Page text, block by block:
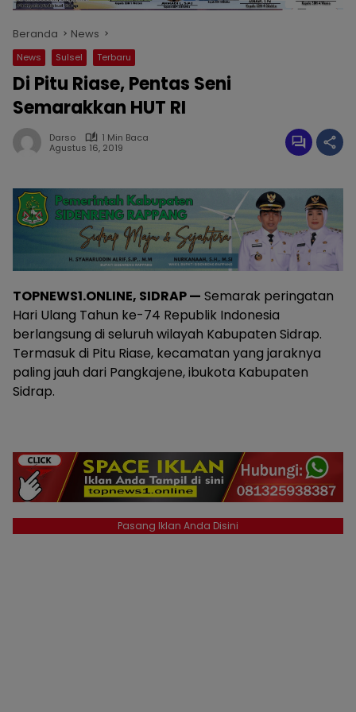
Beranda News
News Sulsel Terbaru
Di Pitu Riase, Pentas Seni
Semarakkan HUT RI
Darso
1 Min Baca
Agustus 16, 2019
TOPNEWS1.ONLINE, SIDRAP — Semarak peringatan
Hari Ulang Tahun ke-74 Republik Indonesia
berlangsung di seluruh wilayah Kabupaten Sidrap.
Termasuk di Pitu Riase, kecamatan yang jaraknya
paling jauh dari Pangkajene, ibukota Kabupaten
Sidrap.
Pasang Iklan Anda Disini